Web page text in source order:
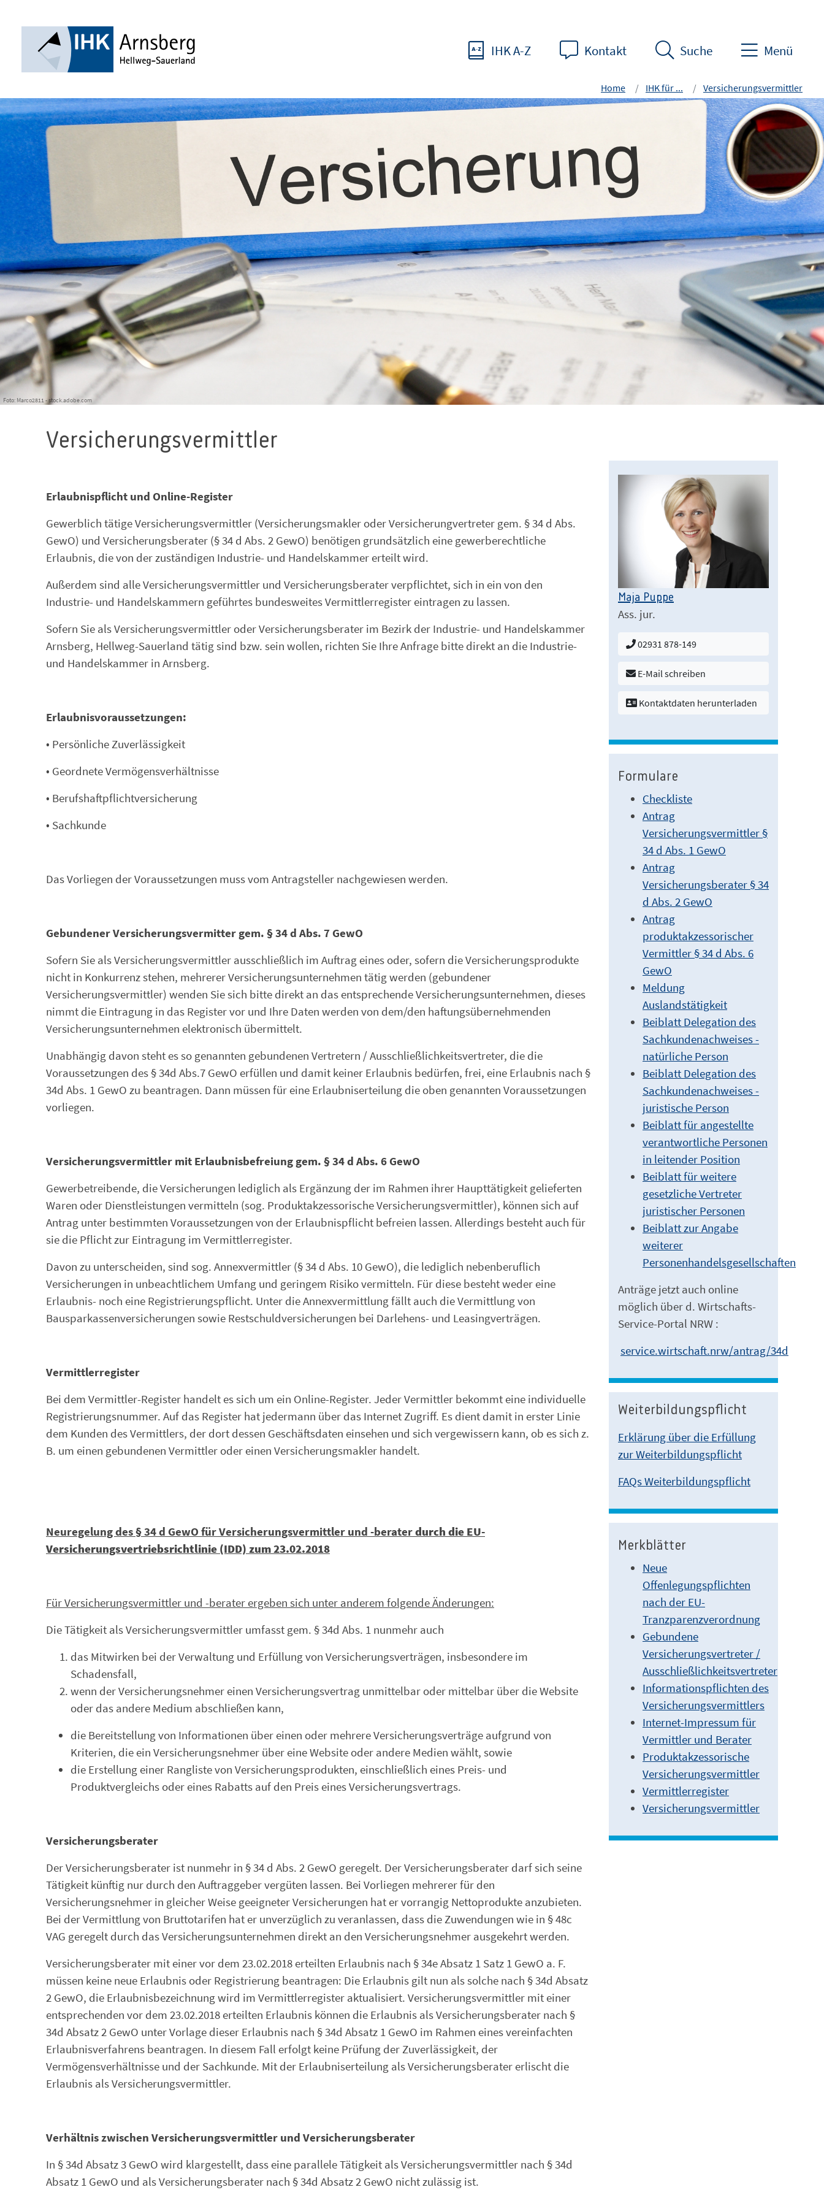
IHK A-Z Kontakt Suche Menü
Home IHK für ... Versicherungsvermittler
Foto: Marco2811 - stock.adobe.com
Versicherungsvermittler
Erlaubnispflicht und Online-Register
Gewerblich tätige Versicherungsvermittler (Versicherungsmakler oder Versicherungvertreter gem. § 34 d Abs.
GewO) und Versicherungsberater (§ 34 d Abs. 2 GewO) benötigen grundsätzlich eine gewerberechtliche
Erlaubnis, die von der zuständigen Industrie- und Handelskammer erteilt wird.
Außerdem sind alle Versicherungsvermittler und Versicherungsberater verpflichtet, sich in ein von den
Industrie- und Handelskammern geführtes bundesweites Vermittlerregister eintragen zu lassen.
Sofern Sie als Versicherungsvermittler oder Versicherungsberater im Bezirk der Industrie- und Handelskammer
Arnsberg, Hellweg-Sauerland tätig sind bzw. sein wollen, richten Sie Ihre Anfrage bitte direkt an die Industrie-
und Handelskammer in Arnsberg.
Erlaubnisvoraussetzungen:
• Persönliche Zuverlässigkeit
• Geordnete Vermögensverhältnisse
• Berufshaftpflichtversicherung
• Sachkunde
Das Vorliegen der Voraussetzungen muss vom Antragsteller nachgewiesen werden.
Gebundener Versicherungsvermitter gem. § 34 d Abs. 7 GewO
Sofern Sie als Versicherungsvermittler ausschließlich im Auftrag eines oder, sofern die Versicherungsprodukte
nicht in Konkurrenz stehen, mehrerer Versicherungsunternehmen tätig werden (gebundener
Versicherungsvermittler) wenden Sie sich bitte direkt an das entsprechende Versicherungsunternehmen, dieses
nimmt die Eintragung in das Register vor und Ihre Daten werden von dem/den haftungsübernehmenden
Versicherungsunternehmen elektronisch übermittelt.
Unabhängig davon steht es so genannten gebundenen Vertretern / Ausschließlichkeitsvertreter, die die
Voraussetzungen des § 34d Abs.7 GewO erfüllen und damit keiner Erlaubnis bedürfen, frei, eine Erlaubnis nach §
34d Abs. 1 GewO zu beantragen. Dann müssen für eine Erlaubniserteilung die oben genannten Voraussetzungen
vorliegen.
Versicherungsvermittler mit Erlaubnisbefreiung gem. § 34 d Abs. 6 GewO
Gewerbetreibende, die Versicherungen lediglich als Ergänzung der im Rahmen ihrer Haupttätigkeit gelieferten
Waren oder Dienstleistungen vermitteln (sog. Produktakzessorische Versicherungsvermittler), können sich auf
Antrag unter bestimmten Voraussetzungen von der Erlaubnispflicht befreien lassen. Allerdings besteht auch für
sie die Pflicht zur Eintragung im Vermittlerregister.
Davon zu unterscheiden, sind sog. Annexvermittler (§ 34 d Abs. 10 GewO), die lediglich nebenberuflich
Versicherungen in unbeachtlichem Umfang und geringem Risiko vermitteln. Für diese besteht weder eine
Erlaubnis- noch eine Registrierungspflicht. Unter die Annexvermittlung fällt auch die Vermittlung von
Bausparkassenversicherungen sowie Restschuldversicherungen bei Darlehens- und Leasingverträgen.
Vermittlerregister
Bei dem Vermittler-Register handelt es sich um ein Online-Register. Jeder Vermittler bekommt eine individuelle
Registrierungsnummer. Auf das Register hat jedermann über das Internet Zugriff. Es dient damit in erster Linie
dem Kunden des Vermittlers, der dort dessen Geschäftsdaten einsehen und sich vergewissern kann, ob es sich z.
B. um einen gebundenen Vermittler oder einen Versicherungsmakler handelt.
Neuregelung des § 34 d GewO für Versicherungsvermittler und -beraterdurch die EU-
Versicherungsvertriebsrichtlinie (IDD) zum 23.02.2018
Für Versicherungsvermittler und -berater ergeben sich unter anderem folgende Änderungen:
Die Tätigkeit als Versicherungsvermittler umfasst gem. § 34d Abs. 1 nunmehr auch
das Mitwirken bei der Verwaltung und Erfüllung von Versicherungsverträgen, insbesondere im
Schadensfall,
wenn der Versicherungsnehmer einen Versicherungsvertrag unmittelbar oder mittelbar über die Website
oder das andere Medium abschließen kann,
die Bereitstellung von Informationen über einen oder mehrere Versicherungsverträge aufgrund von
Kriterien, die ein Versicherungsnehmer über eine Website oder andere Medien wählt, sowie
die Erstellung einer Rangliste von Versicherungsprodukten, einschließlich eines Preis- und
Produktvergleichs oder eines Rabatts auf den Preis eines Versicherungsvertrags.
Versicherungsberater
Der Versicherungsberater ist nunmehr in § 34 d Abs. 2 GewO geregelt. Der Versicherungsberater darf sich seine
Tätigkeit künftig nur durch den Auftraggeber vergüten lassen. Bei Vorliegen mehrerer für den
Versicherungsnehmer in gleicher Weise geeigneter Versicherungen hat er vorrangig Nettoprodukte anzubieten.
Bei der Vermittlung von Bruttotarifen hat er unverzüglich zu veranlassen, dass die Zuwendungen wie in § 48c
VAG geregelt durch das Versicherungsunternehmen direkt an den Versicherungsnehmer ausgekehrt werden.
Versicherungsberater mit einer vor dem 23.02.2018 erteilten Erlaubnis nach § 34e Absatz 1 Satz 1 GewO a. F.
müssen keine neue Erlaubnis oder Registrierung beantragen: Die Erlaubnis gilt nun als solche nach § 34d Absatz
2 GewO, die Erlaubnisbezeichnung wird im Vermittlerregister aktualisiert. Versicherungsvermittler mit einer
entsprechenden vor dem 23.02.2018 erteilten Erlaubnis können die Erlaubnis als Versicherungsberater nach §
34d Absatz 2 GewO unter Vorlage dieser Erlaubnis nach § 34d Absatz 1 GewO im Rahmen eines vereinfachten
Erlaubnisverfahrens beantragen. In diesem Fall erfolgt keine Prüfung der Zuverlässigkeit, der
Vermögensverhältnisse und der Sachkunde. Mit der Erlaubniserteilung als Versicherungsberater erlischt die
Erlaubnis als Versicherungsvermittler.
Verhältnis zwischen Versicherungsvermittler und Versicherungsberater
In § 34d Absatz 3 GewO wird klargestellt, dass eine parallele Tätigkeit als Versicherungsvermittler nach § 34d
Absatz 1 GewO und als Versicherungsberater nach § 34d Absatz 2 GewO nicht zulässig ist.
Maja Puppe
Ass. jur.
02931 878-149
E-Mail schreiben
Kontaktdaten herunterladen
Formulare
Checkliste
Antrag
Versicherungsvermittler §
34 d Abs. 1 GewO
Antrag
Versicherungsberater § 34
d Abs. 2 GewO
Antrag
produktakzessorischer
Vermittler § 34 d Abs. 6
GewO
Meldung
Auslandstätigkeit
Beiblatt Delegation des
Sachkundenachweises -
natürliche Person
Beiblatt Delegation des
Sachkundenachweises -
juristische Person
Beiblatt für angestellte
verantwortliche Personen
in leitender Position
Beiblatt für weitere
gesetzliche Vertreter
juristischer Personen
Beiblatt zur Angabe
weiterer
Personenhandelsgesellschaften
Anträge jetzt auch online
möglich über d. Wirtschafts-
Service-Portal NRW :
service.wirtschaft.nrw/antrag/34d
Weiterbildungspflicht
Erklärung über die Erfüllung
zur Weiterbildungspflicht
FAQs Weiterbildungspflicht
Merkblätter
Neue
Offenlegungspflichten
nach der EU-
Tranzparenzverordnung
Gebundene
Versicherungsvertreter /
Ausschließlichkeitsvertreter
Informationspflichten des
Versicherungsvermittlers
Internet-Impressum für
Vermittler und Berater
Produktakzessorische
Versicherungsvermittler
Vermittlerregister
Versicherungsvermittler